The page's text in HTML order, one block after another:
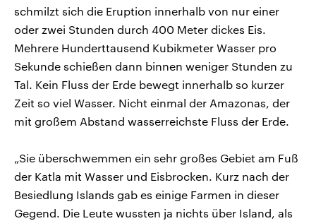
schmilzt sich die Eruption innerhalb von nur einer
oder zwei Stunden durch 400 Meter dickes Eis.
Mehrere Hunderttausend Kubikmeter Wasser pro
Sekunde schießen dann binnen weniger Stunden zu
Tal. Kein Fluss der Erde bewegt innerhalb so kurzer
Zeit so viel Wasser. Nicht einmal der Amazonas, der
mit großem Abstand wasserreichste Fluss der Erde.
„Sie überschwemmen ein sehr großes Gebiet am Fuß
der Katla mit Wasser und Eisbrocken. Kurz nach der
Besiedlung Islands gab es einige Farmen in dieser
Gegend. Die Leute wussten ja nichts über Island, als